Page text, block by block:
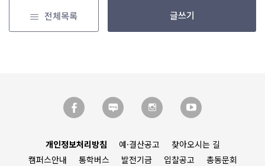
전체목록 글쓰기
개인정보처리방침 예·결산공고
찾아오시는 길
캠퍼스안내
통학버스 발전기금 입찰공고
총동문회